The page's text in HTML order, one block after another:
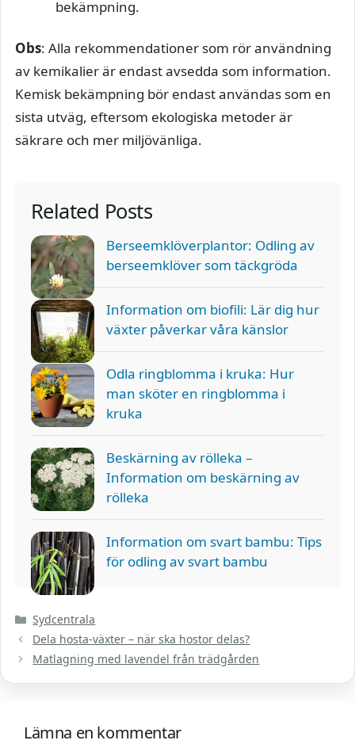
bekämpning.
Obs: Alla rekommendationer som rör användning
av kemikalier är endast avsedda som information.
Kemisk bekämpning bör endast användas som en
sista utväg, eftersom ekologiska metoder är
säkrare och mer miljövänliga.
Related Posts
Berseemklöverplantor: Odling av
berseemklöver som täckgröda
Information om biofili: Lär dig hur
växter påverkar våra känslor
Odla ringblomma i kruka: Hur
man sköter en ringblomma i
kruka
Beskärning av rölleka –
Information om beskärning av
rölleka
Information om svart bambu: Tips
för odling av svart bambu
Kategorier
Sydcentrala
Dela hosta-växter – när ska hostor delas?
Matlagning med lavendel från trädgården
Lämna en kommentar